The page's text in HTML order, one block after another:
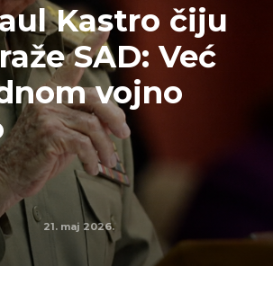
Kastro čiju
SAD: Već
vojno
21. maj 2026.